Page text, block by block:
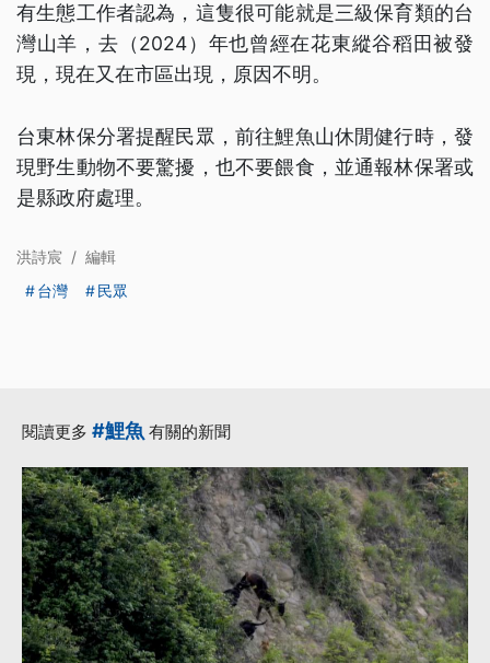
有生態工作者認為，這隻很可能就是三級保育類的台
灣山羊，去（2024）年也曾經在花東縱谷稻田被發
現，現在又在市區出現，原因不明。
台東林保分署提醒民眾，前往鯉魚山休閒健行時，發
現野生動物不要驚擾，也不要餵食，並通報林保署或
是縣政府處理。
洪詩宸 / 編輯
台灣
民眾
閱讀更多 #鯉魚 有關的新聞